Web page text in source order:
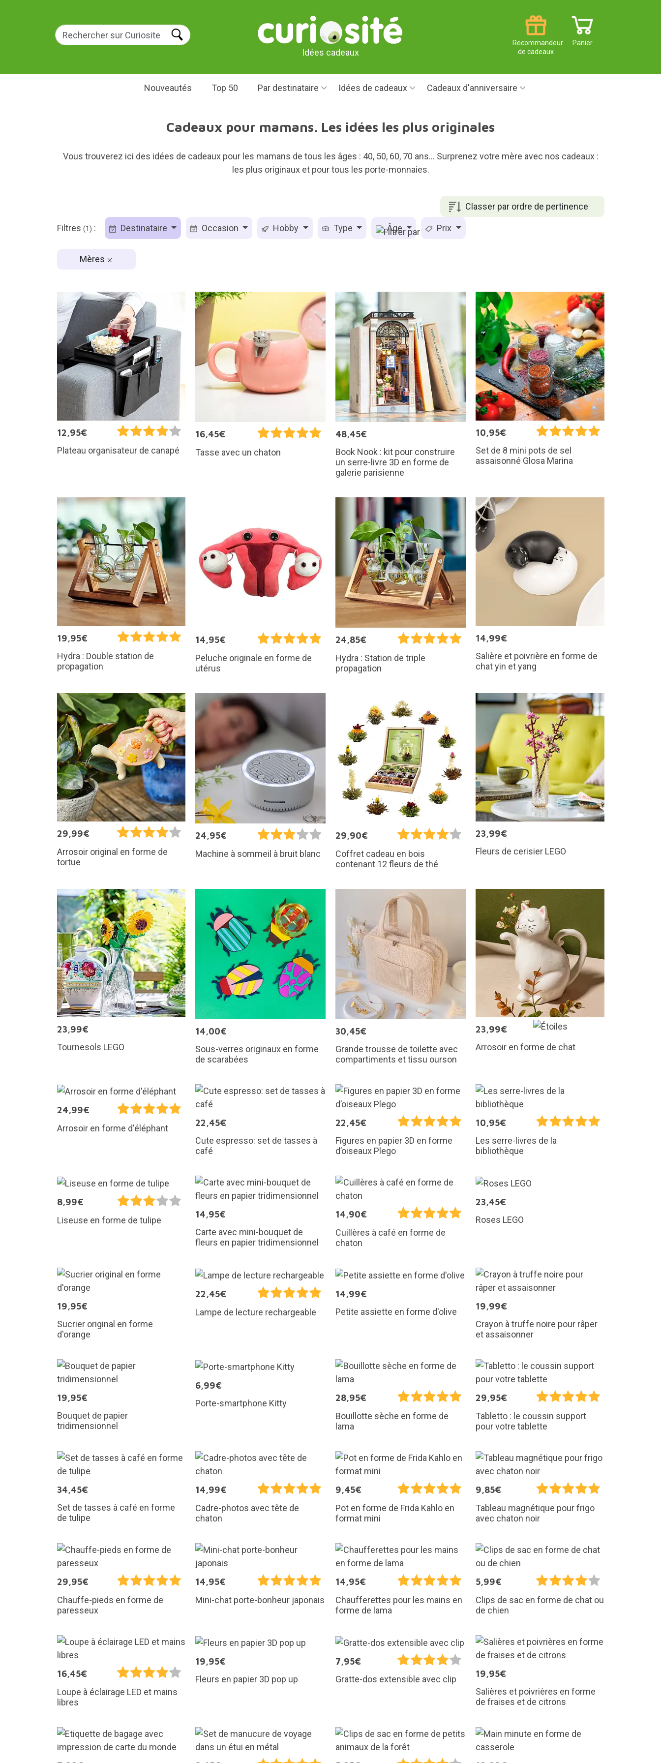
Idées cadeaux
Panier
Recommandeur
de cadeaux
Nouveautés Top 50 Par destinataire Idées de cadeaux Cadeaux d'anniversaire
Cadeaux pour mamans. Les idées les plus originales
Vous trouverez ici des idées de cadeaux pour les mamans de tous les âges : 40, 50, 60, 70 ans... Surprenez votre mère avec nos cadeaux :
les plus originaux et pour tous les porte-monnaies.
Classer par ordre de pertinence
Filtres (1) : Destinataire Occasion Hobby Type Âge Prix
Mères
12,95€
Plateau organisateur de canapé
16,45€
Tasse avec un chaton
48,45€
Book Nook : kit pour construire
un serre-livre 3D en forme de
galerie parisienne
10,95€
Set de 8 mini pots de sel
assaisonné Glosa Marina
19,95€
Hydra : Double station de
propagation
14,95€
Peluche originale en forme de
utérus
24,85€
Hydra : Station de triple
propagation
14,99€
Salière et poivrière en forme de
chat yin et yang
29,99€
Arrosoir original en forme de
tortue
24,95€
Machine à sommeil à bruit blanc
29,90€
Coffret cadeau en bois
contenant 12 fleurs de thé
23,99€
Fleurs de cerisier LEGO
23,99€
Tournesols LEGO
14,00€
Sous-verres originaux en forme
de scarabées
30,45€
Grande trousse de toilette avec
compartiments et tissu ourson
23,99€
Arrosoir en forme de chat
24,99€
Arrosoir en forme d'éléphant
22,45€
Cute espresso: set de tasses à
café
22,45€
Figures en papier 3D en forme
d’oiseaux Plego
10,95€
Les serre-livres de la
bibliothèque
8,99€
Liseuse en forme de tulipe
14,95€
Carte avec mini-bouquet de
fleurs en papier tridimensionnel
14,90€
Cuillères à café en forme de
chaton
23,45€
Roses LEGO
19,95€
Sucrier original en forme
d'orange
22,45€
Lampe de lecture rechargeable
14,99€
Petite assiette en forme d'olive
19,99€
Crayon à truffe noire pour râper
et assaisonner
19,95€
Bouquet de papier
tridimensionnel
6,99€
Porte-smartphone Kitty
28,95€
Bouillotte sèche en forme de
lama
29,95€
Tabletto : le coussin support
pour votre tablette
34,45€
Set de tasses à café en forme
de tulipe
14,99€
Cadre-photos avec tête de
chaton
9,45€
Pot en forme de Frida Kahlo en
format mini
9,85€
Tableau magnétique pour frigo
avec chaton noir
29,95€
Chauffe-pieds en forme de
paresseux
14,95€
Mini-chat porte-bonheur japonais
14,95€
Chaufferettes pour les mains en
forme de lama
5,99€
Clips de sac en forme de chat ou
de chien
16,45€
Loupe à éclairage LED et mains
libres
19,95€
Fleurs en papier 3D pop up
7,95€
Gratte-dos extensible avec clip
19,95€
Salières et poivrières en forme
de fraises et de citrons